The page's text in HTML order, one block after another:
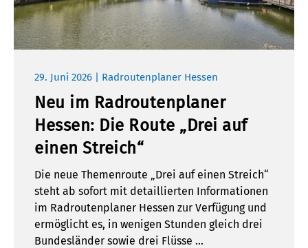
29. Juni 2026 | Radroutenplaner Hessen
Neu im Radroutenplaner
Hessen: Die Route „Drei auf
einen Streich“
Die neue Themenroute „Drei auf einen Streich“
steht ab sofort mit detaillierten Informationen
im Radroutenplaner Hessen zur Verfügung und
ermöglicht es, in wenigen Stunden gleich drei
Bundesländer sowie drei Flüsse …